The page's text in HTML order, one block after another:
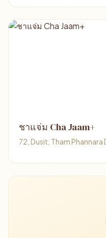
ชาแจ่ม Cha Jaam+
72, Dusit, Tham